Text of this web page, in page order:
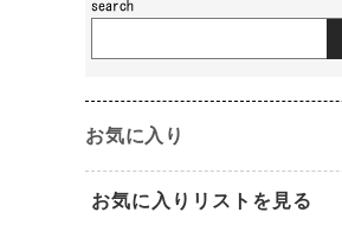
お気に入り
お気に入りリストを見る